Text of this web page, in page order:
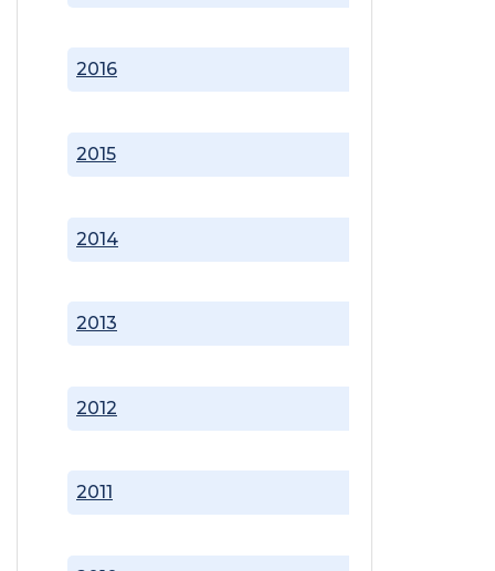
2011
2012
2013
2014
2015
2016